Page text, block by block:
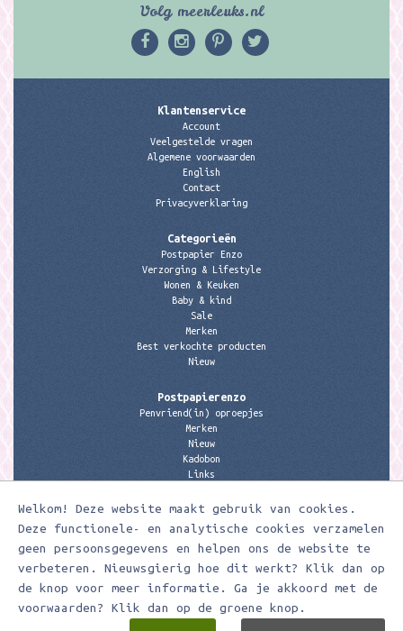
Welkom! Deze website maakt gebruik van cookies.
Deze functionele- en analytische cookies verzamelen
geen persoonsgegevens en helpen ons de website te
verbeteren. Nieuwsgierig hoe dit werkt? Klik dan op
de knop voor meer informatie. Ga je akkoord met de
voorwaarden? Klik dan op de groene knop.
Volg meerleuks.nl
Klantenservice
Account
Veelgestelde vragen
Algemene voorwaarden
English
Contact
Privacyverklaring
Categorieën
Postpapier Enzo
Verzorging & Lifestyle
Wonen & Keuken
Baby & kind
Sale
Merken
Best verkochte producten
Nieuw
Postpapierenzo
Penvriend(in) oproepjes
Merken
Nieuw
Kadobon
Links
Contactgegevens
Meerleuks
anita@meerleuks.nl
06 – 107 163 36
KVK nummer: 58807179
BTW nummer: 853190859B01